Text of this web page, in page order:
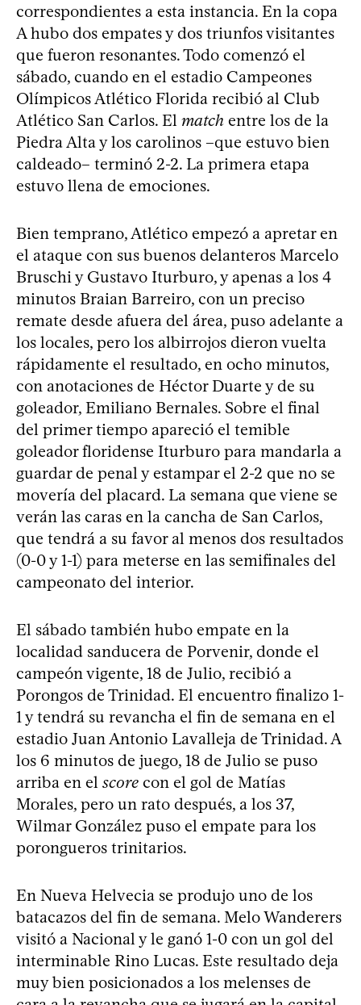
correspondientes a esta instancia. En la copa
A hubo dos empates y dos triunfos visitantes
que fueron resonantes. Todo comenzó el
sábado, cuando en el estadio Campeones
Olímpicos Atlético Florida recibió al Club
Atlético San Carlos. El match entre los de la
Piedra Alta y los carolinos –que estuvo bien
caldeado– terminó 2-2. La primera etapa
estuvo llena de emociones.
Bien temprano, Atlético empezó a apretar en
el ataque con sus buenos delanteros Marcelo
Bruschi y Gustavo Iturburo, y apenas a los 4
minutos Braian Barreiro, con un preciso
remate desde afuera del área, puso adelante a
los locales, pero los albirrojos dieron vuelta
rápidamente el resultado, en ocho minutos,
con anotaciones de Héctor Duarte y de su
goleador, Emiliano Bernales. Sobre el final
del primer tiempo apareció el temible
goleador floridense Iturburo para mandarla a
guardar de penal y estampar el 2-2 que no se
movería del placard. La semana que viene se
verán las caras en la cancha de San Carlos,
que tendrá a su favor al menos dos resultados
(0-0 y 1-1) para meterse en las semifinales del
campeonato del interior.
El sábado también hubo empate en la
localidad sanducera de Porvenir, donde el
campeón vigente, 18 de Julio, recibió a
Porongos de Trinidad. El encuentro finalizo 1-
1 y tendrá su revancha el fin de semana en el
estadio Juan Antonio Lavalleja de Trinidad. A
los 6 minutos de juego, 18 de Julio se puso
arriba en el score con el gol de Matías
Morales, pero un rato después, a los 37,
Wilmar González puso el empate para los
porongueros trinitarios.
En Nueva Helvecia se produjo uno de los
batacazos del fin de semana. Melo Wanderers
visitó a Nacional y le ganó 1-0 con un gol del
interminable Rino Lucas. Este resultado deja
muy bien posicionados a los melenses de